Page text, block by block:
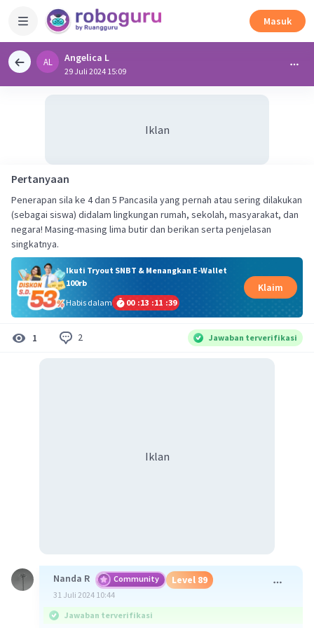
Masuk
AL Angelica L
29 Juli 2024 15:09
Iklan
Pertanyaan
Penerapan sila ke 4 dan 5 Pancasila yang pernah atau sering dilakukan
(sebagai siswa) didalam lingkungan rumah, sekolah, masyarakat, dan
negara! Masing-masing lima butir dan berikan serta penjelasan
singkatnya.
Ikuti Tryout SNBT & Menangkan E-Wallet
100rb
Habis dalam
00 :13 :11 :38
Klaim
1 2 Jawaban terverifikasi
Iklan
Nanda R Community Level 89
31 Juli 2024 10:44
Jawaban terverifikasi